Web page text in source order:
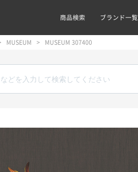
商品検索 ブランド一覧
MUSEUM MUSEUM 307400